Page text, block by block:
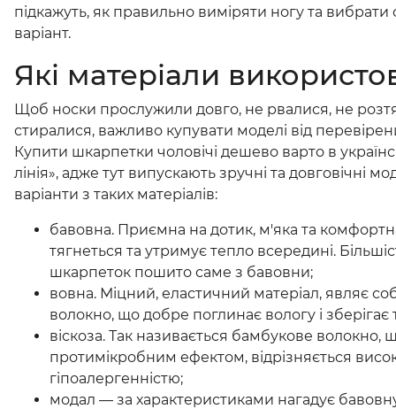
підкажуть, як правильно виміряти ногу та
варіант.
Які матеріали
Щоб носки прослужили довго, не рвалися, не
стиралися, важливо купувати моделі від
Купити шкарпетки чоловічі дешево варто в
лінія», адже тут випускають зручні та довговічні
варіанти з таких матеріалів:
бавовна. Приємна на дотик, м'яка та
тягнеться та утримує тепло всередині.
шкарпеток пошито саме з бавовни;
вовна. Міцний, еластичний матеріал, являє
волокно, що добре поглинає вологу і зберігає
віскоза. Так називається бамбукове волокно,
протимікробним ефектом, відрізняється
гіпоалергенністю;
модал — за характеристиками нагадує